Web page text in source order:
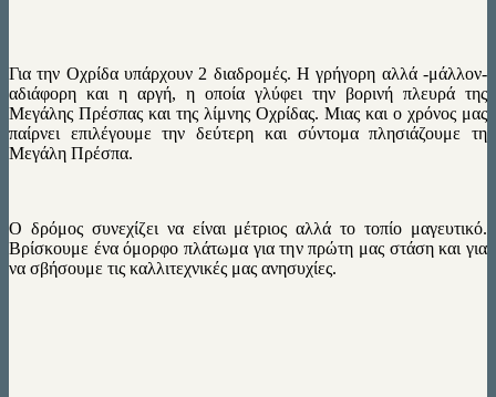
Για την Οχρίδα υπάρχουν 2 διαδρομές. Η γρήγορη αλλά -μάλλον-
αδιάφορη και η αργή, η οποία γλύφει την βορινή πλευρά της
Μεγάλης Πρέσπας και της λίμνης Οχρίδας. Μιας και ο χρόνος μας
παίρνει επιλέγουμε την δεύτερη και σύντομα πλησιάζουμε τη
Μεγάλη Πρέσπα.
Ο δρόμος συνεχίζει να είναι μέτριος αλλά το τοπίο μαγευτικό.
Βρίσκουμε ένα όμορφο πλάτωμα για την πρώτη μας στάση και για
να σβήσουμε τις καλλιτεχνικές μας ανησυχίες.